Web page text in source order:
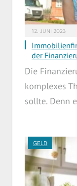
12. JUNI 2023
der
Die
komplexes
sollte. Denn
GELD